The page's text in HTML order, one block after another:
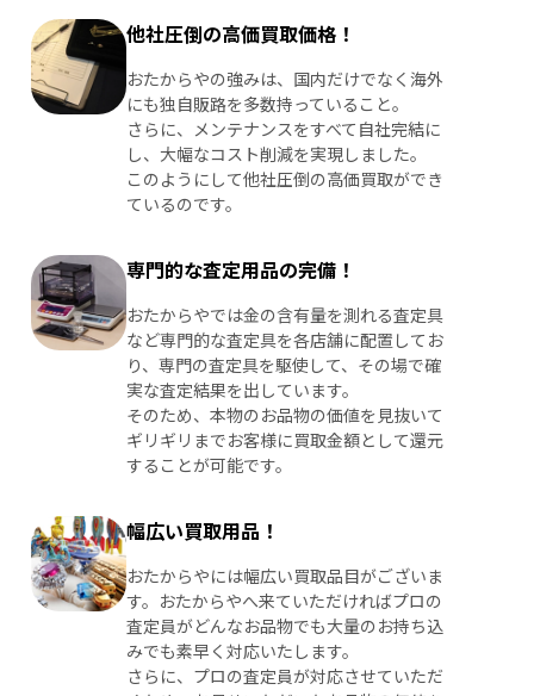
他社圧倒の高価買取価格！
おたからやの強みは、国内だけでなく海外
にも独自販路を多数持っていること。
さらに、メンテナンスをすべて自社完結に
し、大幅なコスト削減を実現しました。
このようにして他社圧倒の高価買取ができ
ているのです。
専門的な査定用品の完備！
おたからやでは金の含有量を測れる査定具
など専門的な査定具を各店舗に配置してお
り、専門の査定具を駆使して、その場で確
実な査定結果を出しています。
そのため、本物のお品物の価値を見抜いて
ギリギリまでお客様に買取金額として還元
することが可能です。
幅広い買取用品！
おたからやには幅広い買取品目がございま
す。おたからやへ来ていただければプロの
査定員がどんなお品物でも大量のお持ち込
みでも素早く対応いたします。
さらに、プロの査定員が対応させていただ